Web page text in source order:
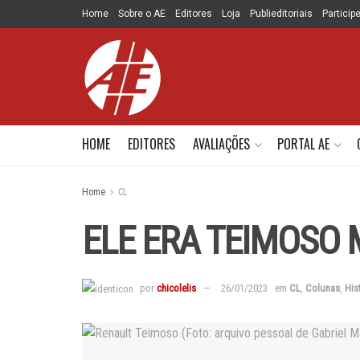
Home Sobre o AE Editores Loja Publieditoriais
HOME EDITORES AVALIAÇÕES PORTAL AE
Home CL
ELE ERA TEIMOSO
por chicolelis 26/01/2023 em CL, Colunas,